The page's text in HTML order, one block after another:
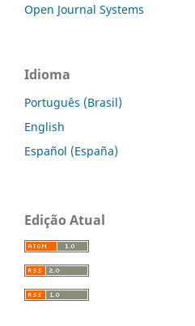
Open Journal Systems
Idioma
Português (Brasil)
English
Español (España)
Edição Atual